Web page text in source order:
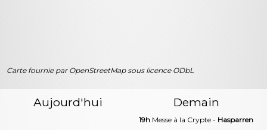
Carte fournie par OpenStreetMap sous licence ODbL
Aujourd'hui Demain
19h Messe à la Crypte - Hasparren